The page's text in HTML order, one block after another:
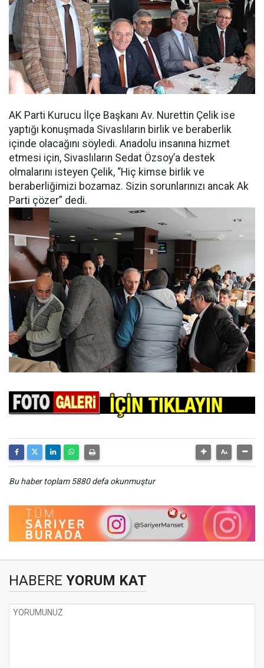
AK Parti Kurucu İlçe Başkanı Av. Nurettin Çelik ise
yaptığı konuşmada Sivaslıların birlik ve beraberlik
içinde olacağını söyledi. Anadolu insanına hizmet
etmesi için, Sivaslıların Sedat Özsoy’a destek
olmalarını isteyen Çelik, “Hiç kimse birlik ve
beraberliğimizi bozamaz. Sizin sorunlarınızı ancak Ak
Parti çözer” dedi.
Bu haber toplam 5880 defa okunmuştur
HABERE YORUM KAT